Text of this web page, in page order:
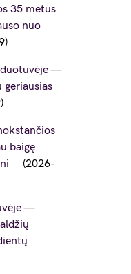
35 metus
nuo
—
geriausias
baigę
2026-
—